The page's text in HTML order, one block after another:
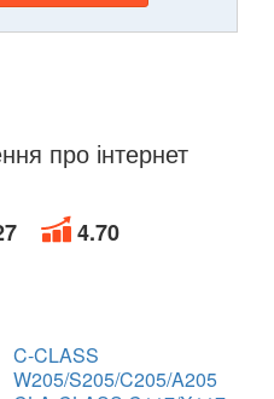
про інтернет
4.70
C-CLASS
W205/S205/C205/A205